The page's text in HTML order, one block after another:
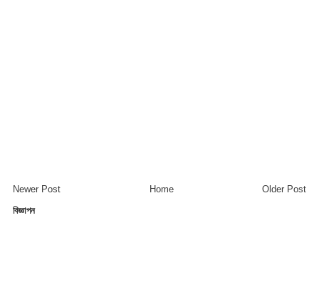
Newer Post Older Post
Home
বিজ্ঞাপন